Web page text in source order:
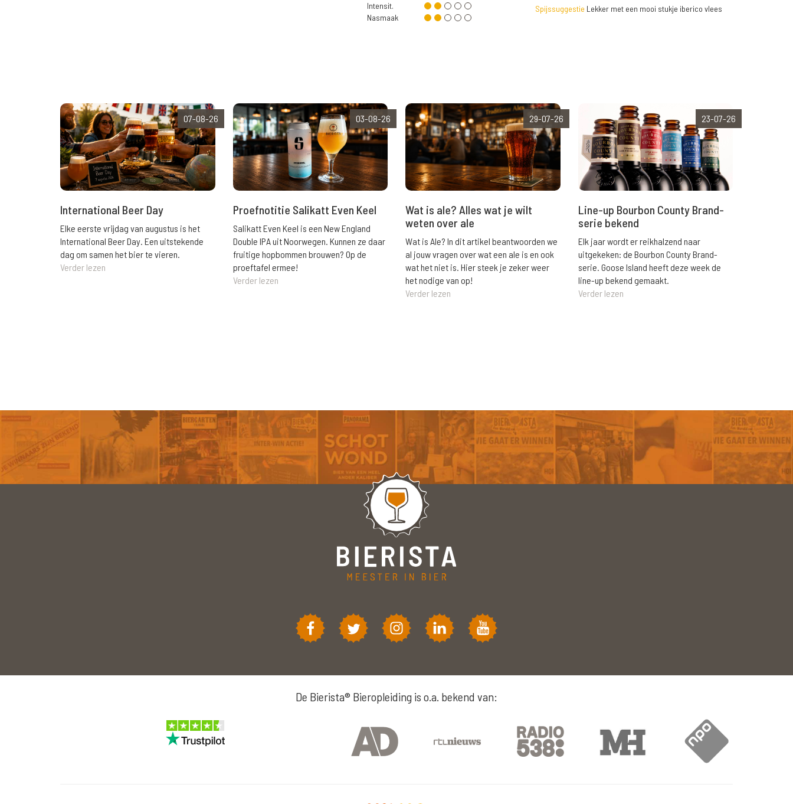
Intensit.
Nasmaak
Spijssuggestie Lekker met een mooi stukje iberico vlees
07-08-26
International Beer Day
Elke eerste vrijdag van augustus is het
International Beer Day. Een uitstekende
dag om samen het bier te vieren.
Verder lezen
03-08-26
Proefnotitie Salikatt Even Keel
Salikatt Even Keel is een New England
Double IPA uit Noorwegen. Kunnen ze daar
fruitige hopbommen brouwen? Op de
proeftafel ermee!
Verder lezen
29-07-26
Wat is ale? Alles wat je wilt
weten over ale
Wat is Ale? In dit artikel beantwoorden we
al jouw vragen over wat een ale is en ook
wat het niet is. Hier steek je zeker weer
het nodige van op!
Verder lezen
23-07-26
Line-up Bourbon County Brand-
serie bekend
Elk jaar wordt er reikhalzend naar
uitgekeken: de Bourbon County Brand-
serie. Goose Island heeft deze week de
line-up bekend gemaakt.
Verder lezen
De Bierista® Bieropleiding is o.a. bekend van: